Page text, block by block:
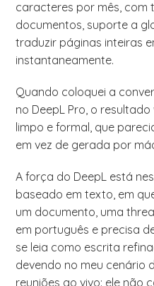
caracteres por mês,
documentos, suporte a
traduzir páginas inteiras
instantaneamente.
Quando coloquei a
no DeepL Pro, o
limpo e formal, que
em vez de gerada por
A força do DeepL está
baseado em texto, em
um documento, uma
em português e precisa
se leia como escrita
devendo no meu cenário
reuniões ao vivo: ele não